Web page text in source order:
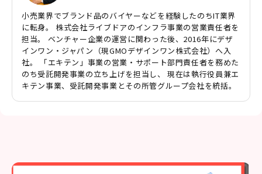
小売業界でブランド品のバイヤーなどを経験したのちIT業界
に転身。 株式会社ライブドアのインフラ事業の営業責任者を
担当。 ベンチャー企業の運営に関わった後、2016年にデザ
インワン・ジャパン（現GMOデザインワン株式会社）へ入
社。 「エキテン」事業の営業・サポート部門責任者を務めた
のち受託開発事業の立ち上げを担当し、 現在は執行役員兼エ
キテン事業、受託開発事業とその所管グループ会社を統括。